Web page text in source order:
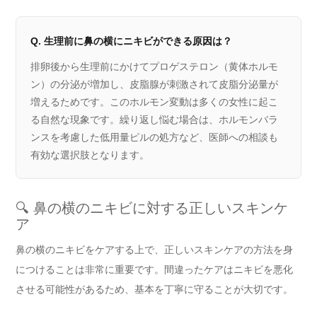
Q. 生理前に鼻の横にニキビができる原因は？
排卵後から生理前にかけてプロゲステロン（黄体ホルモ
ン）の分泌が増加し、皮脂腺が刺激されて皮脂分泌量が
増えるためです。このホルモン変動は多くの女性に起こ
る自然な現象です。繰り返し悩む場合は、ホルモンバラ
ンスを考慮した低用量ピルの処方など、医師への相談も
有効な選択肢となります。
🔍 鼻の横のニキビに対する正しいスキンケ
ア
鼻の横のニキビをケアする上で、正しいスキンケアの方法を身
につけることは非常に重要です。間違ったケアはニキビを悪化
させる可能性があるため、基本を丁寧に守ることが大切です。